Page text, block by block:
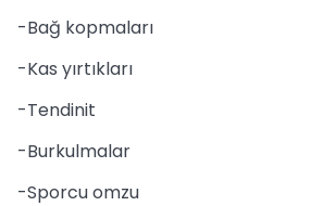
-Bağ kopmaları
-Kas yırtıkları
-Tendinit
-Burkulmalar
-Sporcu omzu